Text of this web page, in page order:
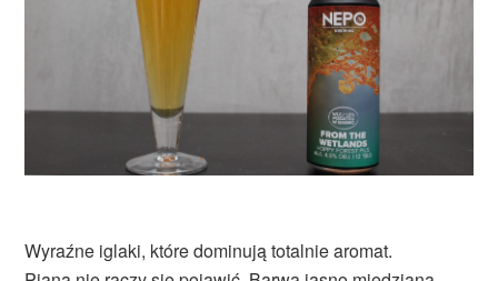
Wyraźne iglaki, które dominują totalnie aromat.